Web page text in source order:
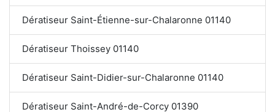
Dératiseur Saint-Étienne-sur-Chalaronne 01140
Dératiseur Thoissey 01140
Dératiseur Saint-Didier-sur-Chalaronne 01140
Dératiseur Saint-André-de-Corcy 01390